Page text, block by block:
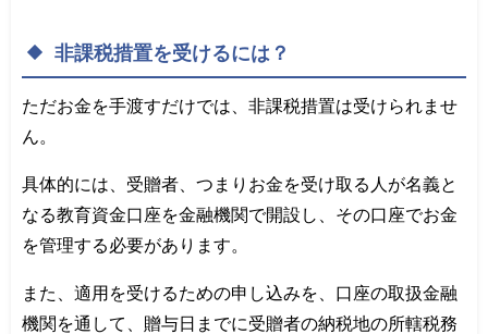
非課税措置を受けるには？
ただお金を手渡すだけでは、非課税措置は受けられませ
ん。
具体的には、受贈者、つまりお金を受け取る人が名義と
なる教育資金口座を金融機関で開設し、その口座でお金
を管理する必要があります。
また、適用を受けるための申し込みを、口座の取扱金融
機関を通して、贈与日までに受贈者の納税地の所轄税務